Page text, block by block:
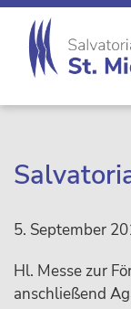
Zur
Hauptnavigation
springen
Skip
main
content
Zur
Hauptsidebar
springen
Zur
Fußzeile
springen
Michael
Wiens
5. September
Hl. Messe zur
anschließend